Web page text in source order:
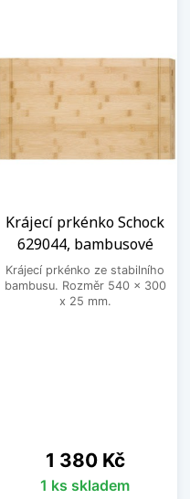
Krájecí prkénko Schock
629044, bambusové
Krájecí prkénko ze stabilního
bambusu. Rozměr 540 x 300
x 25 mm.
Cena
1 380 Kč
1 ks skladem